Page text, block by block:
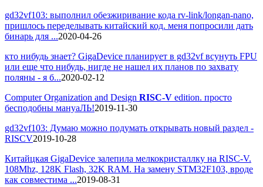
gd32vf103: выполнил обезжиривание кода rv-link/longan-nano,
пришлось переделывать китайский код. меня попросили дать
бинарь для ...2020-04-26
кто нибудь знает? GigaDevice планирует в gd32vf всунуть FPU
или еще что нибудь, нигде не нашел их планов по захвату
поляны - я б...2020-02-12
Computer Organization and Design RISC-V edition. просто
бесподобны мануаЛЬ!2019-11-30
gd32vf103: Думаю можно подумать открывать новый раздел -
RISCV2019-10-28
Китайцкая GigaDevice залепила мелкокристаллку на RISC-V.
108Mhz, 128K Flash, 32K RAM. На замену STM32F103, вроде
как совместима ...2019-08-31